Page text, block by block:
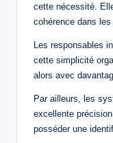
cette nécessité.
cohérence dans
Les responsables
cette simplicité
alors avec
Par ailleurs, les
excellente
posséder une